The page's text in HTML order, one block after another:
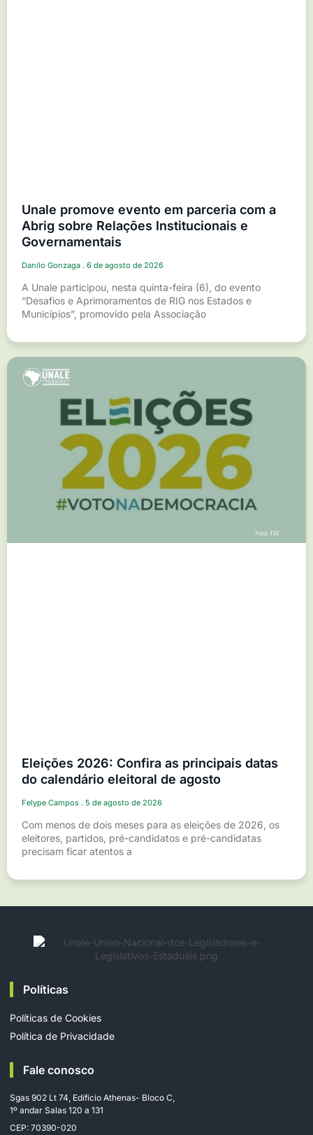
Unale promove evento em parceria com a
Abrig sobre Relações Institucionais e
Governamentais
Danilo Gonzaga 6 de agosto de 2026
A Unale participou, nesta quinta-feira (6), do evento
“Desafios e Aprimoramentos de RIG nos Estados e
Municípios”, promovido pela Associação
Eleições 2026: Confira as principais datas
do calendário eleitoral de agosto
Felype Campos 5 de agosto de 2026
Com menos de dois meses para as eleições de 2026, os
eleitores, partidos, pré-candidatos e pré-candidatas
precisam ficar atentos a
Políticas
Políticas de Cookies
Política de Privacidade
Fale conosco
Sgas 902 Lt 74, Edifício Athenas- Bloco C,
1º andar Salas 120 a 131
CEP: 70390-020